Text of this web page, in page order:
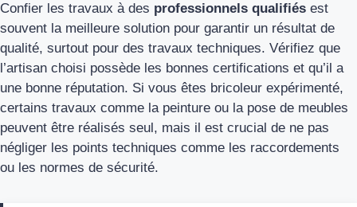
Confier les travaux à des professionnels qualifiés est
souvent la meilleure solution pour garantir un résultat de
qualité, surtout pour des travaux techniques. Vérifiez que
l’artisan choisi possède les bonnes certifications et qu’il a
une bonne réputation. Si vous êtes bricoleur expérimenté,
certains travaux comme la peinture ou la pose de meubles
peuvent être réalisés seul, mais il est crucial de ne pas
négliger les points techniques comme les raccordements
ou les normes de sécurité.